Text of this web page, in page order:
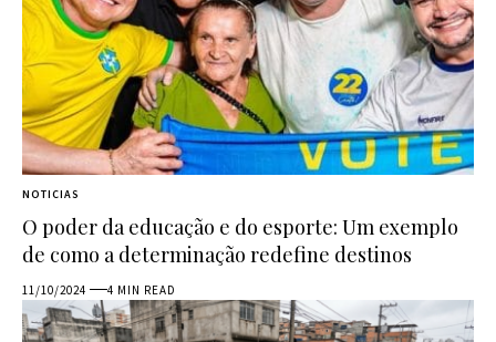
NOTICIAS
O poder da educação e do esporte: Um exemplo
de como a determinação redefine destinos
11/10/2024 4 MIN READ